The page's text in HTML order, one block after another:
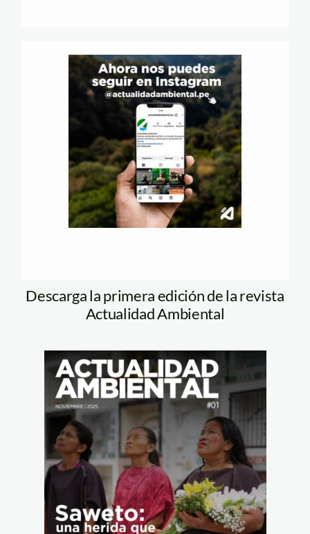
Descarga la primera edición de la revista
Actualidad Ambiental